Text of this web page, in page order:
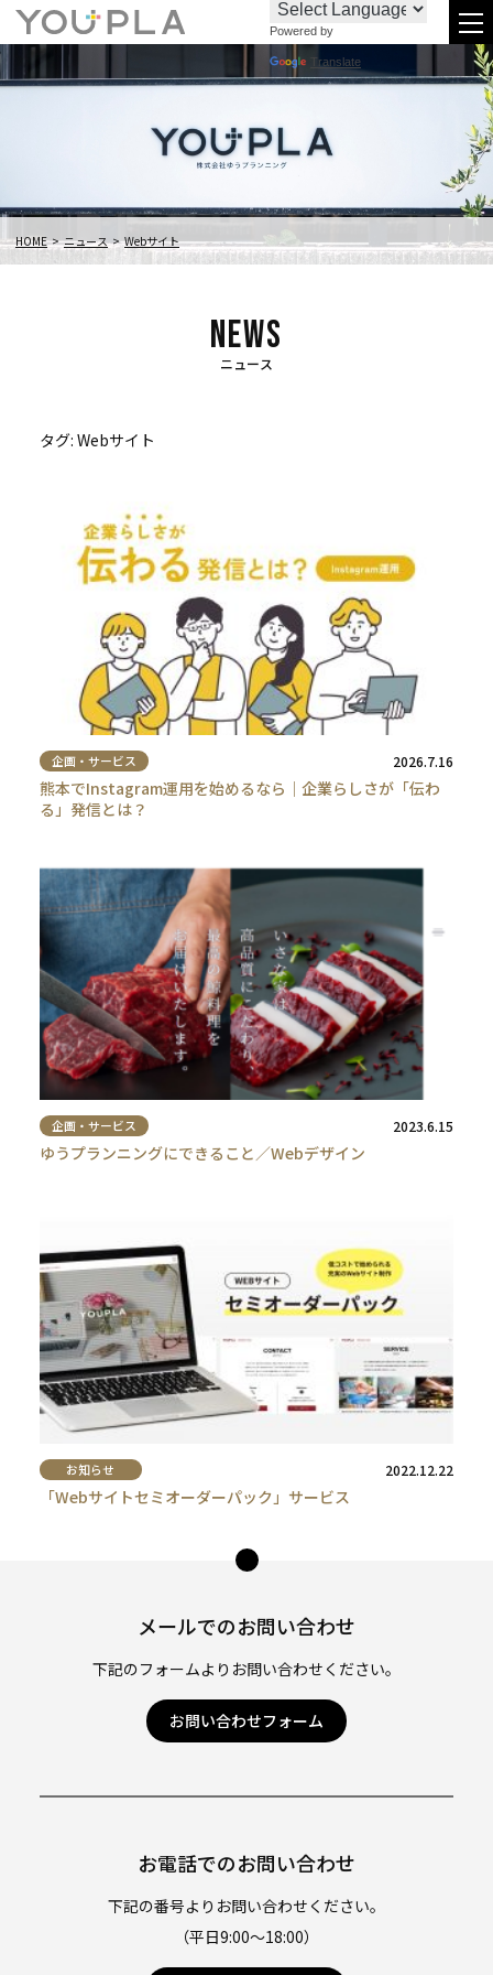
お
問
合
せ
096-
288-
Powered by
Translate
メ
ニ
HOME ニュース Webサイト
ニュース
タグ: Webサイト
企画・サービス 2026.7.16
熊本でInstagram運用を始めるなら｜企業らしさが「伝わ
る」発信とは？
企画・サービス 2023.6.15
ゆうプランニングにできること／Webデザイン
お知らせ 2022.12.22
「Webサイトセミオーダーパック」サービス
メールでのお問い合わせ
下記のフォームよりお問い合わせください。
お問い合わせフォーム
お電話でのお問い合わせ
下記の番号よりお問い合わせください。
（平日9:00〜18:00）
ペー
プ